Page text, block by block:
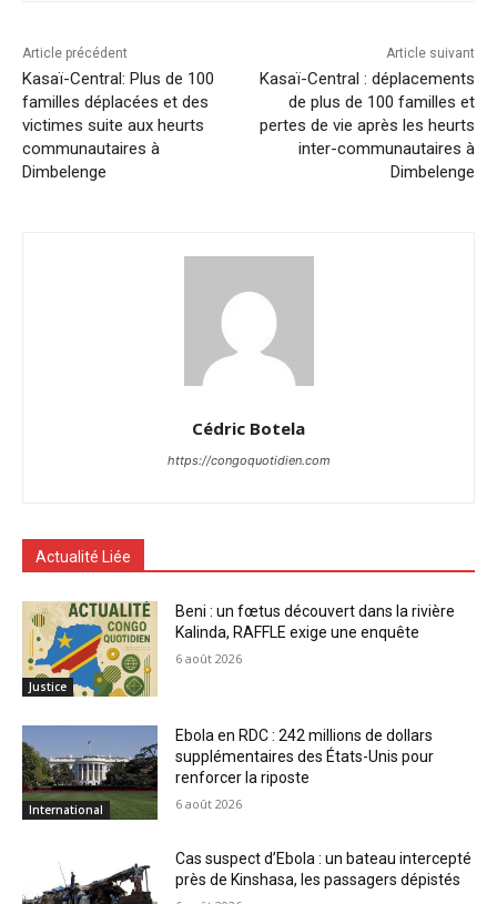
Article précédent
Kasaï-Central: Plus de 100
familles déplacées et des
victimes suite aux heurts
communautaires à
Dimbelenge
Article suivant
Kasaï-Central : déplacements
de plus de 100 familles et
pertes de vie après les heurts
inter-communautaires à
Dimbelenge
Cédric Botela
https://congoquotidien.com
Actualité Liée
Justice
Beni : un fœtus découvert dans la rivière
Kalinda, RAFFLE exige une enquête
6 août 2026
International
Ebola en RDC : 242 millions de dollars
supplémentaires des États-Unis pour
renforcer la riposte
6 août 2026
Cas suspect d’Ebola : un bateau intercepté
près de Kinshasa, les passagers dépistés